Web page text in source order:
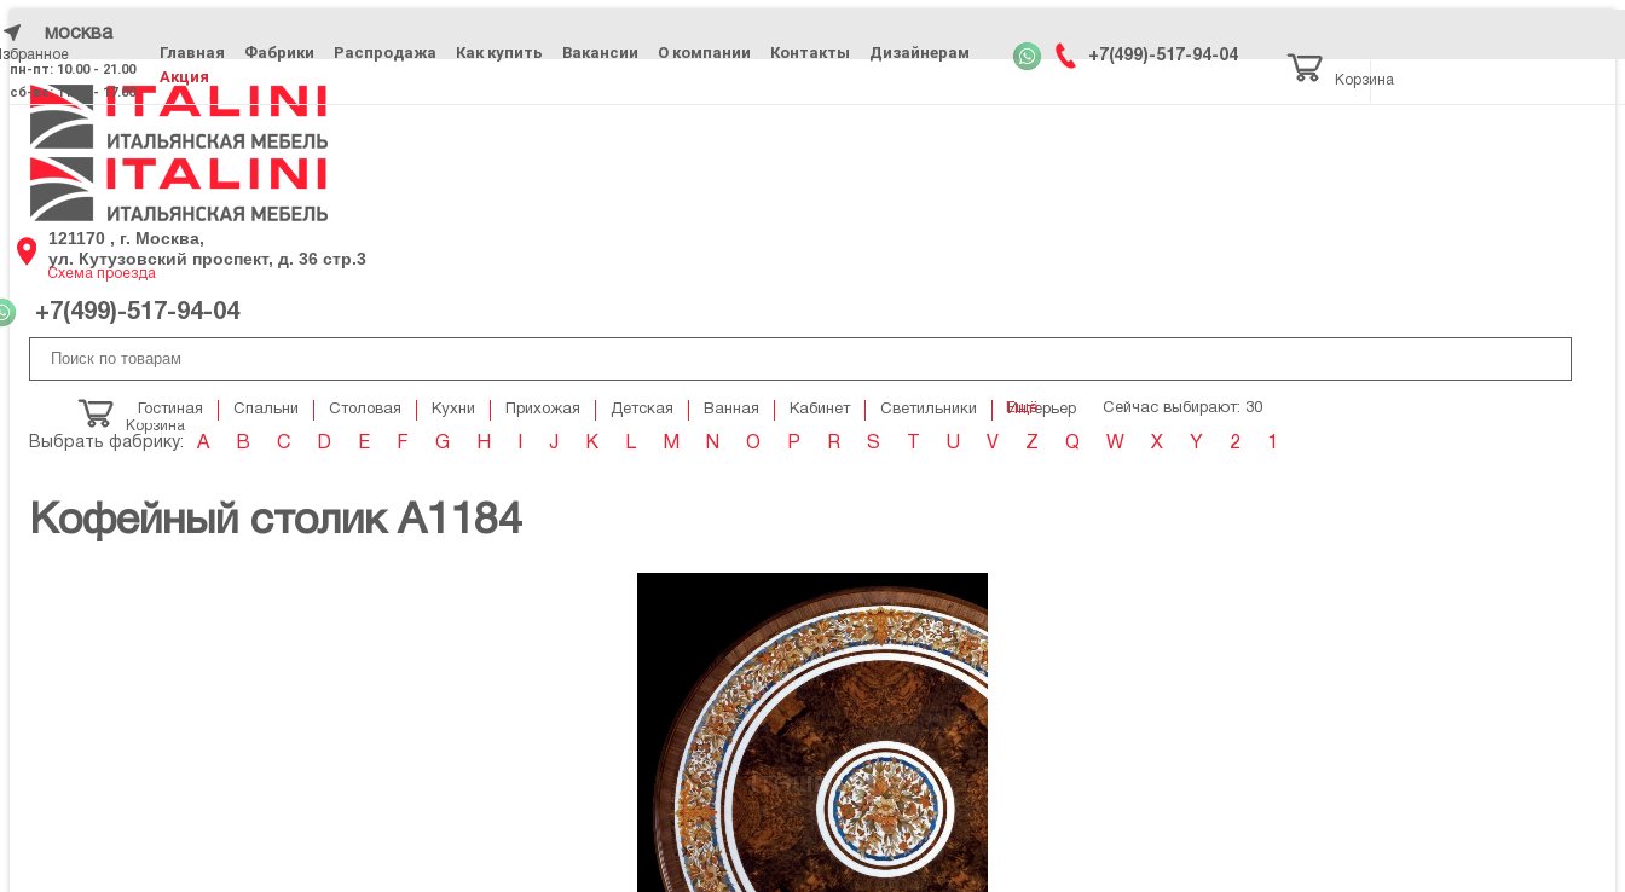
москва
пн-пт: 10.00 - 21.00
сб-вс: 11.00 - 17.00
Главная Фабрики Распродажа Как купить Вакансии О компании Контакты
Дизайнерам
Акция
+7(499)-517-94-04
Корзина
121170 , г. Москва,
ул. Кутузовский проспект, д. 36 стр.3
Схема проезда
+7(499)-517-94-04
Корзина
Ещё
Гостиная Спальни Столовая Кухни Прихожая Детская Ванная Кабинет Светильники Интерьер Сейчас выбирают: 30
Выбрать фабрику: A B C D E F G H J K L M N O P R S U V Z Q W X Y 2 1
Кофейный столик A1184